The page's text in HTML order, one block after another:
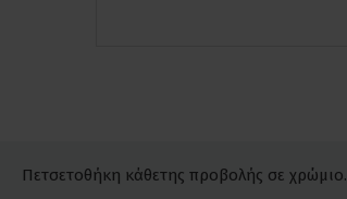
Πετσετοθήκη κάθετης προβολής σε χρώμιο.